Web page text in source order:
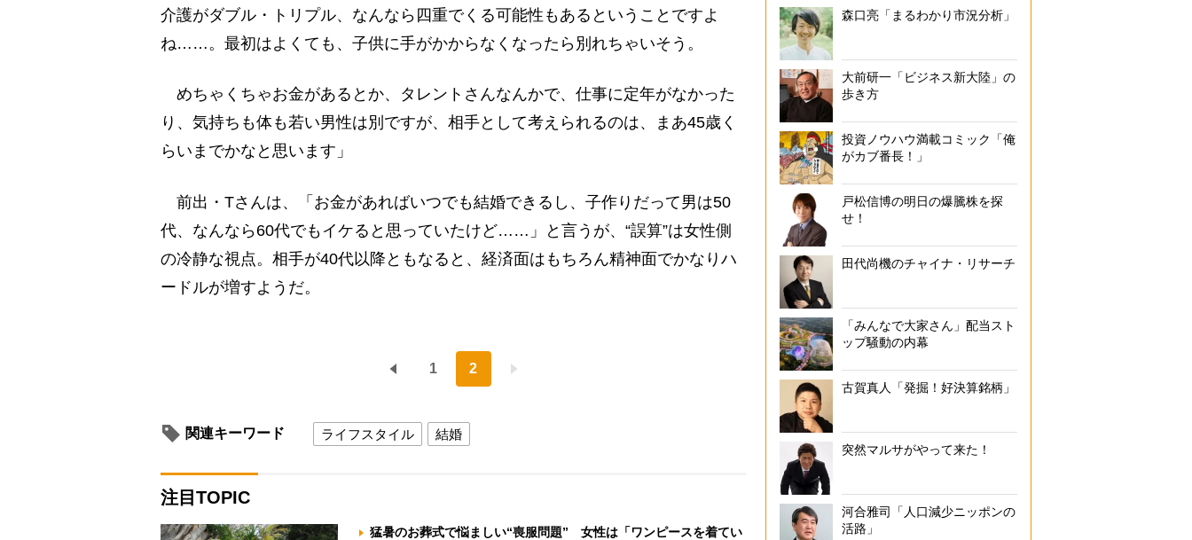
介護がダブル・トリプル、なんなら四重でくる可能性もあるということですよ
ね……。最初はよくても、子供に手がかからなくなったら別れちゃいそう。
めちゃくちゃお金があるとか、タレントさんなんかで、仕事に定年がなかった
り、気持ちも体も若い男性は別ですが、相手として考えられるのは、まあ45歳く
らいまでかなと思います」
前出・Tさんは、「お金があればいつでも結婚できるし、子作りだって男は50
代、なんなら60代でもイケると思っていたけど……」と言うが、“誤算”は女性側
の冷静な視点。相手が40代以降ともなると、経済面はもちろん精神面でかなりハ
ードルが増すようだ。
1 2
関連キーワード ライフスタイル 結婚
注目TOPIC
猛暑のお葬式で悩ましい“喪服問題” 女性は「ワンピースを着てい
森口亮「まるわかり市況分析」
大前研一「ビジネス新大陸」の
歩き方
投資ノウハウ満載コミック「俺
がカブ番長！」
戸松信博の明日の爆騰株を探
せ！
田代尚機のチャイナ・リサーチ
「みんなで大家さん」配当スト
ップ騒動の内幕
古賀真人「発掘！好決算銘柄」
突然マルサがやって来た！
河合雅司「人口減少ニッポンの
活路」